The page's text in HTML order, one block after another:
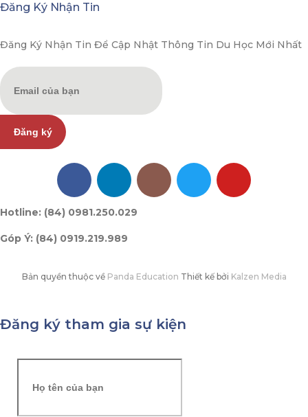
Đăng Ký Nhận Tin
Đăng Ký Nhận Tin Để Cập Nhật Thông Tin Du Học Mới Nhất
Đăng ký
Hotline: (84) 0981.250.029
Góp Ý: (84) 0919.219.989
Bản quyền thuộc về Panda Education Thiết kế bởi Kalzen Media
Đăng ký tham gia sự kiện